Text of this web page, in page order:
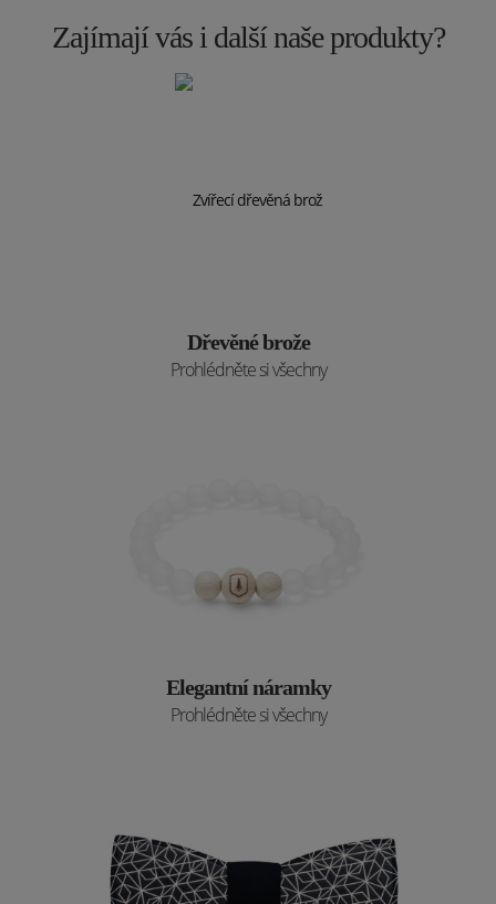
Zajímají vás i další naše produkty?
Dřevěné brože
Prohlédněte si všechny
Elegantní náramky
Prohlédněte si všechny